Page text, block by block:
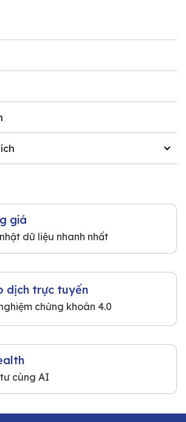
giá
dữ liệu nhanh nhất
dịch trực tuyến
chứng khoán 4.0
cùng AI